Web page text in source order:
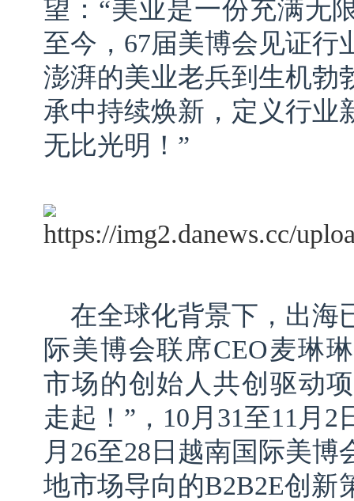
望：“美业是一份充满无
至今，67届美博会见证行
澎湃的美业老兵到生机勃
承中持续焕新，定义行业
无比光明！”
在全球化背景下，出海
际美博会联席CEO麦琳
市场的创始人共创驱动
走起！”，10月31至11月
月26至28日越南国际美
地市场导向的B2B2E创新